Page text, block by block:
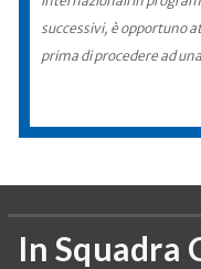
successivi, è opportuno
prima di procedere ad
In Squadra